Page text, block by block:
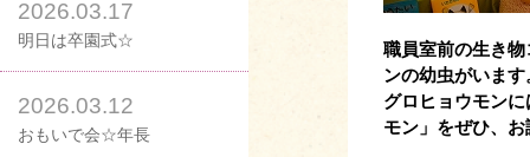
2026.03.17
明日は卒園式☆
2026.03.12
おもいで会☆年長
職員室前の生き
ンの幼虫がいま
グロヒョウモン
モン」をぜひ、